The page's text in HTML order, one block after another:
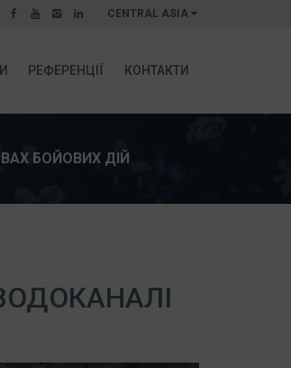
CENTRAL ASIA
РЕФЕРЕНЦІЇ КОНТАКТИ
БОЙОВИХ ДІЙ